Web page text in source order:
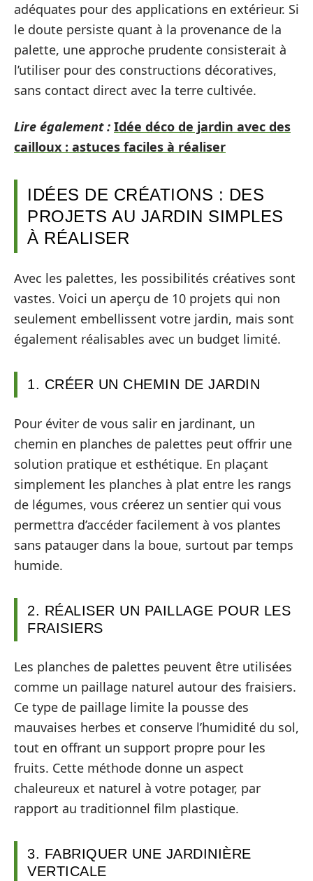
adéquates pour des applications en extérieur. Si
le doute persiste quant à la provenance de la
palette, une approche prudente consisterait à
l’utiliser pour des constructions décoratives,
sans contact direct avec la terre cultivée.
Lire également : Idée déco de jardin avec des
cailloux : astuces faciles à réaliser
IDÉES DE CRÉATIONS : DES
PROJETS AU JARDIN SIMPLES
À RÉALISER
Avec les palettes, les possibilités créatives sont
vastes. Voici un aperçu de 10 projets qui non
seulement embellissent votre jardin, mais sont
également réalisables avec un budget limité.
1. CRÉER UN CHEMIN DE JARDIN
Pour éviter de vous salir en jardinant, un
chemin en planches de palettes peut offrir une
solution pratique et esthétique. En plaçant
simplement les planches à plat entre les rangs
de légumes, vous créerez un sentier qui vous
permettra d’accéder facilement à vos plantes
sans patauger dans la boue, surtout par temps
humide.
2. RÉALISER UN PAILLAGE POUR LES
FRAISIERS
Les planches de palettes peuvent être utilisées
comme un paillage naturel autour des fraisiers.
Ce type de paillage limite la pousse des
mauvaises herbes et conserve l’humidité du sol,
tout en offrant un support propre pour les
fruits. Cette méthode donne un aspect
chaleureux et naturel à votre potager, par
rapport au traditionnel film plastique.
3. FABRIQUER UNE JARDINIÈRE
VERTICALE